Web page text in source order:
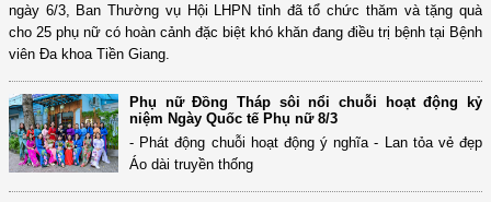
ngày 6/3, Ban Thường vụ Hội LHPN tỉnh đã tổ chức thăm và tặng quà
cho 25 phụ nữ có hoàn cảnh đặc biệt khó khăn đang điều trị bệnh tại Bệnh
viên Đa khoa Tiền Giang.
Phụ nữ Đồng Tháp sôi nổi chuỗi hoạt động kỷ
niệm Ngày Quốc tế Phụ nữ 8/3
- Phát động chuỗi hoạt động ý nghĩa - Lan tỏa vẻ đẹp
Áo dài truyền thống